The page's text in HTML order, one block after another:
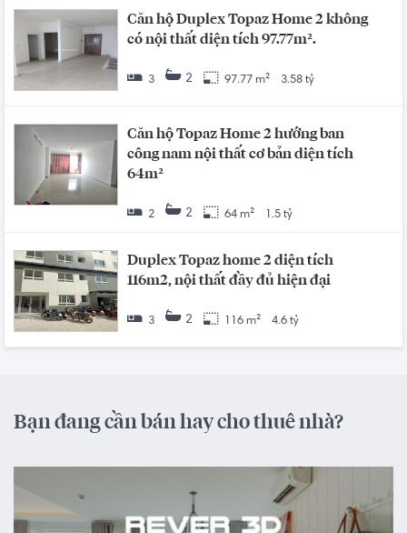
Căn hộ Duplex Topaz Home 2 không
có nội thất diện tích 97.77m².
3 2 97.77 m² 3.58 tỷ
Căn hộ Topaz Home 2 hướng ban
công nam nội thất cơ bản diện tích
64m²
2 2 64 m² 1.5 tỷ
Duplex Topaz home 2 diện tích
116m2, nội thất đầy đủ hiện đại
3 2 116 m² 4.6 tỷ
Bạn đang cần bán hay cho thuê nhà?